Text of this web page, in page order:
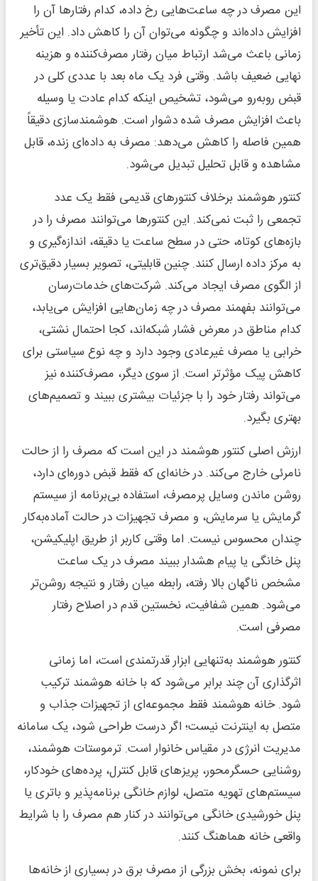
این مصرف در چه ساعت‌هایی رخ داده، کدام رفتارها آن را
افزایش داده‌اند و چگونه می‌توان آن را کاهش داد. این تأخیر
زمانی باعث می‌شد ارتباط میان رفتار مصرف‌کننده و هزینه
نهایی ضعیف باشد. وقتی فرد یک ماه بعد با عددی کلی در
قبض روبه‌رو می‌شود، تشخیص اینکه کدام عادت یا وسیله
باعث افزایش مصرف شده دشوار است. هوشمندسازی دقیقاً
همین فاصله را کاهش می‌دهد: مصرف به داده‌ای زنده، قابل
مشاهده و قابل تحلیل تبدیل می‌شود.
کنتور هوشمند برخلاف کنتورهای قدیمی فقط یک عدد
تجمعی را ثبت نمی‌کند. این کنتورها می‌توانند مصرف را در
بازه‌های کوتاه، حتی در سطح ساعت یا دقیقه، اندازه‌گیری و
به مرکز داده ارسال کنند. چنین قابلیتی، تصویر بسیار دقیق‌تری
از الگوی مصرف ایجاد می‌کند. شرکت‌های خدمات‌رسان
می‌توانند بفهمند مصرف در چه زمان‌هایی افزایش می‌یابد،
کدام مناطق در معرض فشار شبکه‌اند، کجا احتمال نشتی،
خرابی یا مصرف غیرعادی وجود دارد و چه نوع سیاستی برای
کاهش پیک مؤثرتر است. از سوی دیگر، مصرف‌کننده نیز
می‌تواند رفتار خود را با جزئیات بیشتری ببیند و تصمیم‌های
بهتری بگیرد.
ارزش اصلی کنتور هوشمند در این است که مصرف را از حالت
نامرئی خارج می‌کند. در خانه‌ای که فقط قبض دوره‌ای دارد،
روشن ماندن وسایل پرمصرف، استفاده بی‌برنامه از سیستم
گرمایش یا سرمایش، و مصرف تجهیزات در حالت آماده‌به‌کار
چندان محسوس نیست. اما وقتی کاربر از طریق اپلیکیشن،
پنل خانگی یا پیام هشدار ببیند مصرف در یک ساعت
مشخص ناگهان بالا رفته، رابطه میان رفتار و نتیجه روشن‌تر
می‌شود. همین شفافیت، نخستین قدم در اصلاح رفتار
مصرفی است.
کنتور هوشمند به‌تنهایی ابزار قدرتمندی است، اما زمانی
اثرگذاری آن چند برابر می‌شود که با خانه هوشمند ترکیب
شود. خانه هوشمند فقط مجموعه‌ای از تجهیزات جذاب و
متصل به اینترنت نیست؛ اگر درست طراحی شود، یک سامانه
مدیریت انرژی در مقیاس خانوار است. ترموستات هوشمند،
روشنایی حسگرمحور، پریزهای قابل کنترل، پرده‌های خودکار،
سیستم‌های تهویه متصل، لوازم خانگی برنامه‌پذیر و باتری یا
پنل خورشیدی خانگی می‌توانند در کنار هم مصرف را با شرایط
واقعی خانه هماهنگ کنند.
برای نمونه، بخش بزرگی از مصرف برق در بسیاری از خانه‌ها